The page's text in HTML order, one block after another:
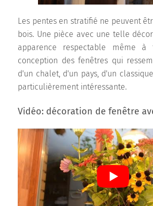
Les pentes en stratifié ne peuvent
bois. Une pièce avec une telle
apparence respectable même à
conception des fenêtres qui
d'un chalet, d'un pays, d'un
particulièrement intéressante.
Vidéo: décoration de fenêtre